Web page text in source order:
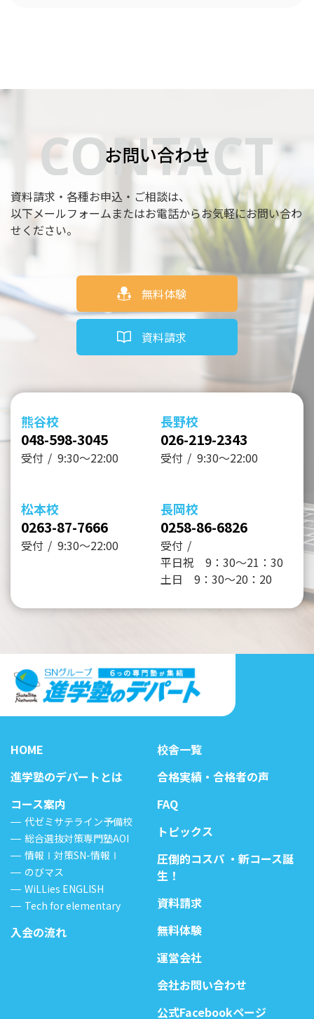
お問い合わせ
資料請求・各種お申込・ご相談は、
以下メールフォームまたはお電話からお気軽にお問い合わ
せください。
無料体験
資料請求
熊谷校
048-598-3045
受付 9:30～22:00
長野校
026-219-2343
受付 9:30～22:00
松本校
0263-87-7666
受付 9:30～22:00
長岡校
0258-86-6826
受付
平日祝 9：30～21：30
土日 9：30～20：20
HOME
進学塾のデパートとは
コース案内
代ゼミサテライン予備校
総合選抜対策専門塾AOI
情報Ⅰ対策SN-情報Ⅰ
のびマス
WiLLies ENGLISH
Tech for elementary
入会の流れ
校舎一覧
合格実績・合格者の声
FAQ
トピックス
圧倒的コスパ ・新コース誕
生！
資料請求
無料体験
運営会社
会社お問い合わせ
公式Facebookページ